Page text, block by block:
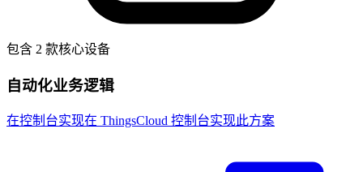
包含 2 款核心设备
自动化业务逻辑
在控制台实现在 ThingsCloud 控制台实现此方案